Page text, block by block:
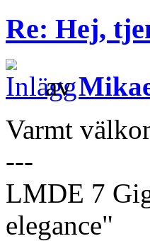
Re: Hej,
av
Varmt
---
LMDE 7
elegance"